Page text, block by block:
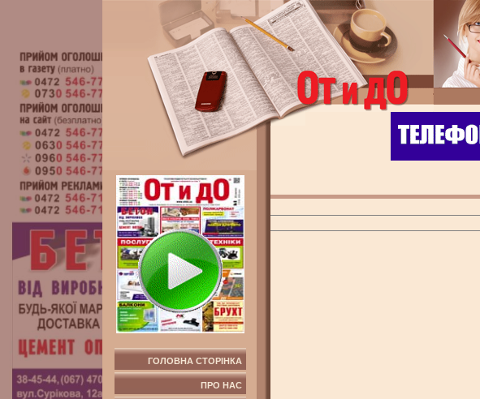
ГОЛОВНА СТОРІНКА
ПРО НАС